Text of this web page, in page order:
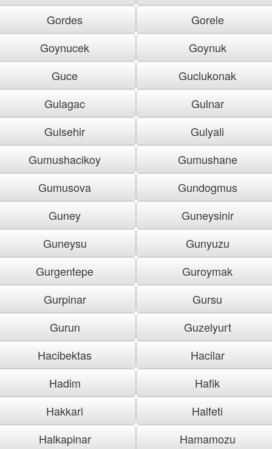
Gordes
Gorele
Goynucek
Goynuk
Guce
Guclukonak
Gulagac
Gulnar
Gulsehir
Gulyali
Gumushacikoy
Gumushane
Gumusova
Gundogmus
Guney
Guneysinir
Guneysu
Gunyuzu
Gurgentepe
Guroymak
Gurpinar
Gursu
Gurun
Guzelyurt
Hacibektas
Hacilar
Hadim
Hafik
Hakkari
Halfeti
Halkapinar
Hamamozu